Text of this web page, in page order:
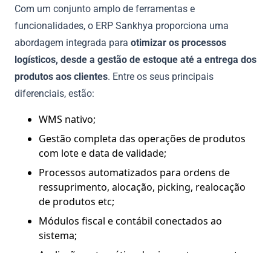
Com um conjunto amplo de ferramentas e
funcionalidades, o ERP Sankhya proporciona uma
abordagem integrada para otimizar os processos
logísticos, desde a gestão de estoque até a entrega dos
produtos aos clientes. Entre os seus principais
diferenciais, estão:
WMS nativo;
Gestão completa das operações de produtos
com lote e data de validade;
Processos automatizados para ordens de
ressuprimento, alocação, picking, realocação
de produtos etc;
Módulos fiscal e contábil conectados ao
sistema;